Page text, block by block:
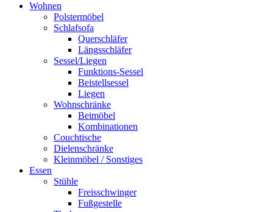
Wohnen
Polstermöbel
Schlafsofa
Querschläfer
Längsschläfer
Sessel/Liegen
Funktions-Sessel
Beistellsessel
Liegen
Wohnschränke
Beimöbel
Kombinationen
Couchtische
Dielenschränke
Kleinmöbel / Sonstiges
Essen
Stühle
Freisschwinger
Fußgestelle